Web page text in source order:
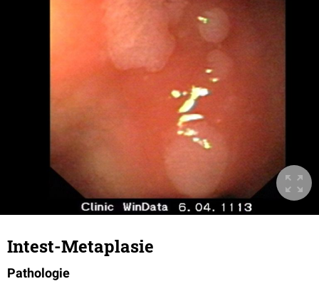
Intest-Metaplasie
Pathologie